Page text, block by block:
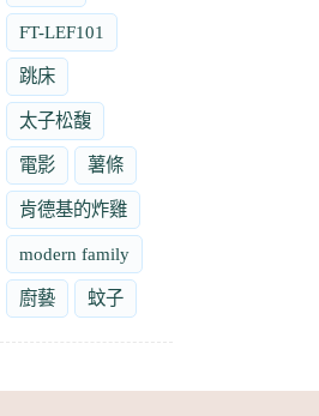
FT-LEF101
跳床
太子松馥
電影 薯條
肯德基的炸雞
modern family
廚藝 蚊子